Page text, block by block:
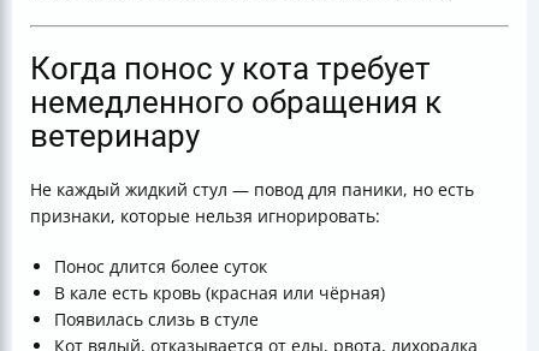
Когда понос у кота требует
немедленного обращения к
ветеринару
Не каждый жидкий стул — повод для паники, но есть
признаки, которые нельзя игнорировать:
Понос длится более суток
В кале есть кровь (красная или чёрная)
Появилась слизь в стуле
Кот вялый, отказывается от еды, рвота, лихорадка